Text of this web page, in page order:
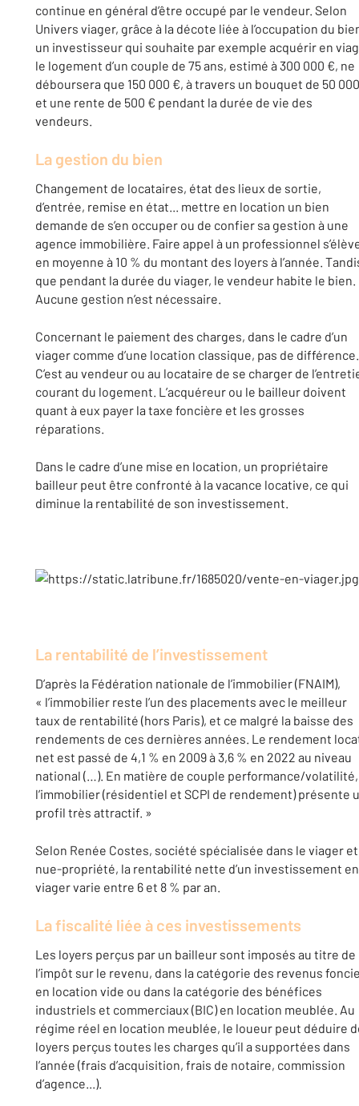
continue en général d’être occupé par le vendeur. Selon
Univers viager, grâce à la décote liée à l’occupation du
un investisseur qui souhaite par exemple acquérir en
le logement d’un couple de 75 ans, estimé à 300 000 €, ne
déboursera que 150 000 €, à travers un bouquet de 50
et une rente de 500 € pendant la durée de vie des
vendeurs.
La gestion du bien
Changement de locataires, état des lieux de sortie,
d’entrée, remise en état... mettre en location un bien
demande de s’en occuper ou de confier sa gestion à une
agence immobilière. Faire appel à un professionnel
en moyenne à 10 % du montant des loyers à l’année.
que pendant la durée du viager, le vendeur habite le bien.
Aucune gestion n’est nécessaire.
Concernant le paiement des charges, dans le cadre d’un
viager comme d’une location classique, pas de différence.
C’est au vendeur ou au locataire de se charger de
courant du logement. L’acquéreur ou le bailleur doivent
quant à eux payer la taxe foncière et les grosses
réparations.
Dans le cadre d’une mise en location, un propriétaire
bailleur peut être confronté à la vacance locative, ce qui
diminue la rentabilité de son investissement.
La rentabilité de l’investissement
D’après la Fédération nationale de l’immobilier (FNAIM),
« l’immobilier reste l’un des placements avec le meilleur
taux de rentabilité (hors Paris), et ce malgré la baisse des
rendements de ces dernières années. Le rendement
net est passé de 4,1 % en 2009 à 3,6 % en 2022 au niveau
national (…). En matière de couple performance/volatilité,
l’immobilier (résidentiel et SCPI de rendement) présente
profil très attractif. »
Selon Renée Costes, société spécialisée dans le viager
nue-propriété, la rentabilité nette d’un investissement en
viager varie entre 6 et 8 % par an.
La fiscalité liée à ces investissements
Les loyers perçus par un bailleur sont imposés au titre de
l’impôt sur le revenu, dans la catégorie des revenus
en location vide ou dans la catégorie des bénéfices
industriels et commerciaux (BIC) en location meublée. Au
régime réel en location meublée, le loueur peut déduire
loyers perçus toutes les charges qu’il a supportées dans
l’année (frais d’acquisition, frais de notaire, commission
d’agence...).